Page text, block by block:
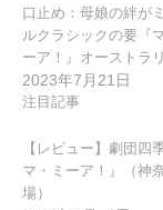
ョ
ン
口止め：母娘の絆が
ルクラシックの要『
ーア！』オーストラ
2023年7月21日
注目記事
【レビュー】劇団四
マ・ミーア！』（神
場）